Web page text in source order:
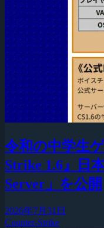
令和の中学生
Strike 1.6』日
Server」を公開
2026年7月31日
Counter-Strike